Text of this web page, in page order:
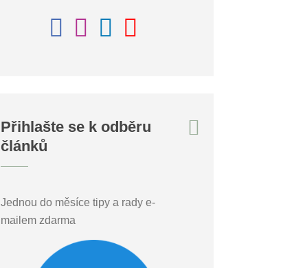
Přihlašte se k odběru
článků
Jednou do měsíce tipy a rady e-
mailem zdarma